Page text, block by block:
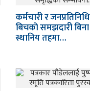
कर्मचारी र जनप्रतिनिधि
बिचकाे समझदारी बिना
स्थानिय तहमा…